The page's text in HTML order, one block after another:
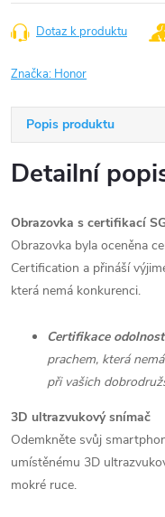
Dotaz k produktu
Značka: Honor
Popis produktu
Detailní
Obrazovka s certifikací
Obrazovka byla oceněna
Certification a přináší
která nemá konkurenci.
Certifikace
prachem, která
při vašich
3D ultrazvukový snímač
Odemkněte svůj
umístěnému 3D
mokré ruce.